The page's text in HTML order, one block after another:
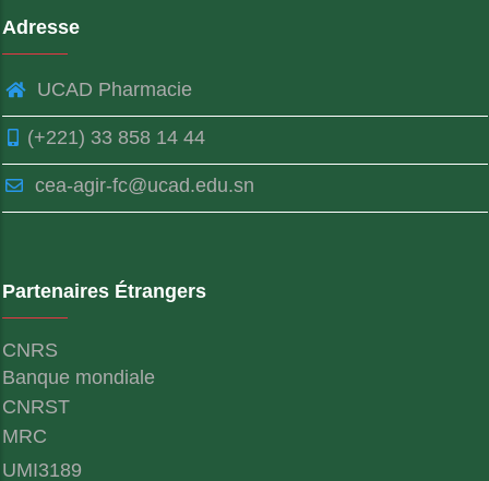
Adresse
UCAD Pharmacie
(+221) 33 858 14 44
cea-agir-fc@ucad.edu.sn
Partenaires Étrangers
CNRS
Banque mondiale
CNRST
MRC
UMI3189